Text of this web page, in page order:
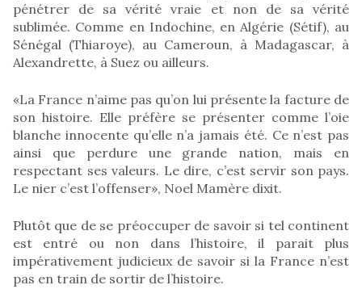
pénétrer de sa vérité vraie et non de sa vérité
sublimée. Comme en Indochine, en Algérie (Sétif), au
Sénégal (Thiaroye), au Cameroun, à Madagascar, à
Alexandrette, à Suez ou ailleurs.
«La France n’aime pas qu’on lui présente la facture de
son histoire. Elle préfère se présenter comme l’oie
blanche innocente qu’elle n’a jamais été. Ce n’est pas
ainsi que perdure une grande nation, mais en
respectant ses valeurs. Le dire, c’est servir son pays.
Le nier c’est l’offenser», Noel Mamère dixit.
Plutôt que de se préoccuper de savoir si tel continent
est entré ou non dans l’histoire, il parait plus
impérativement judicieux de savoir si la France n’est
pas en train de sortir de l’histoire.